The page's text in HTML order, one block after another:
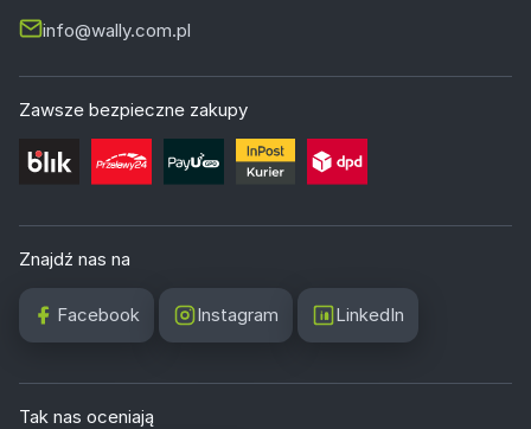
info@wally.com.pl
Zawsze bezpieczne zakupy
Znajdź nas na
Facebook Instagram LinkedIn
Tak nas oceniają